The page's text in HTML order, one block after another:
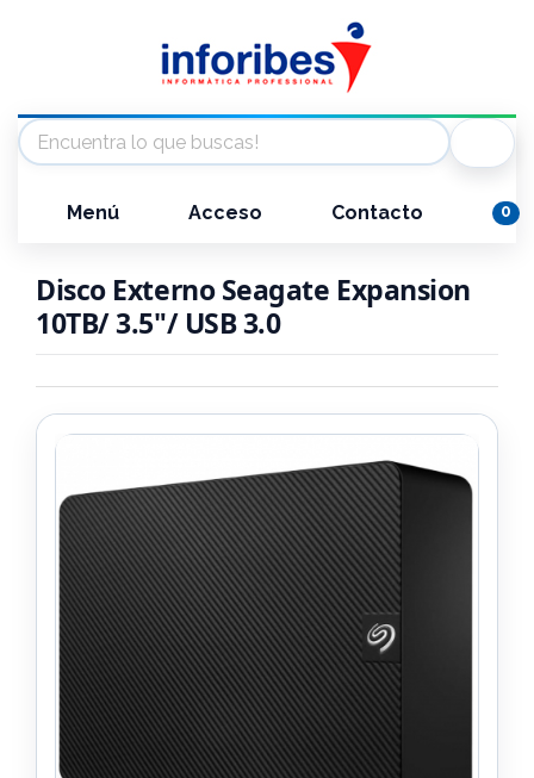
Menú Acceso Contacto 0
Disco Externo Seagate Expansion
10TB/ 3.5"/ USB 3.0